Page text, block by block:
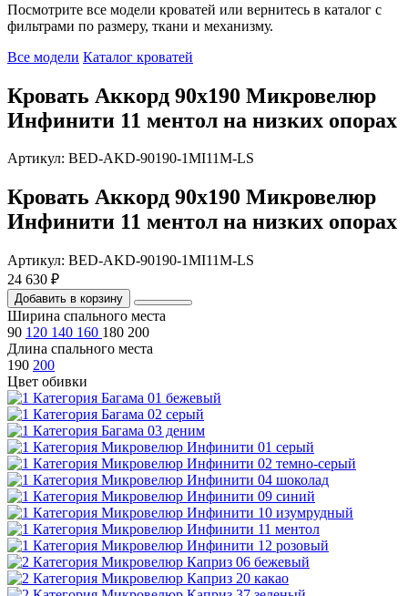
Посмотрите все модели кроватей или вернитесь в каталог с
фильтрами по размеру, ткани и механизму.
Все модели Каталог кроватей
Кровать Аккорд 90х190 Микровелюр
Инфинити 11 ментол на низких опорах
Артикул: BED-AKD-90190-1MI11M-LS
Кровать Аккорд 90х190 Микровелюр
Инфинити 11 ментол на низких опорах
Артикул: BED-AKD-90190-1MI11M-LS
24 630 ₽
Добавить в корзину
Ширина спального места
90 120 140 160 180 200
Длина спального места
190 200
Цвет обивки